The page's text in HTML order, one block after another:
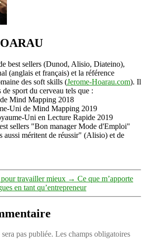
best sellers (Dunod, Alisio, Diateino),
(anglais et français) et la référence
des soft skills (Jerome-Hoarau.com). Il
sport du cerveau tels que :
Mind Mapping 2018
Uni de Mind Mapping 2019
Uni en Lecture Rapide 2019
sellers "Bon manager Mode d'Emploi"
méritent de réussir" (Alisio) et de
travailler mieux → Ce que m’apporte
en tant qu’entrepreneur
pas publiée. Les champs obligatoires